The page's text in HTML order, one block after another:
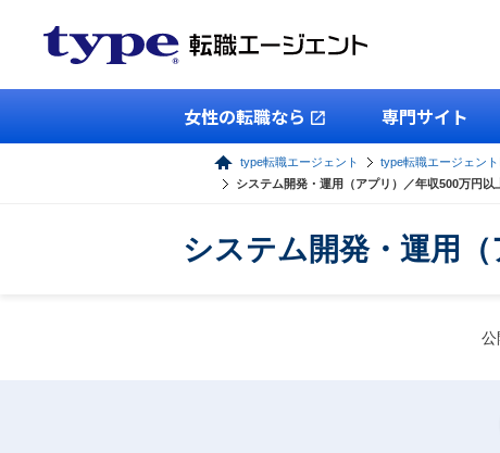
女性の転職なら 専門サイト
type転職エージェント type転職エージェン
システム開発・運用（アプリ）／年収500万円
システム開発・運用
公